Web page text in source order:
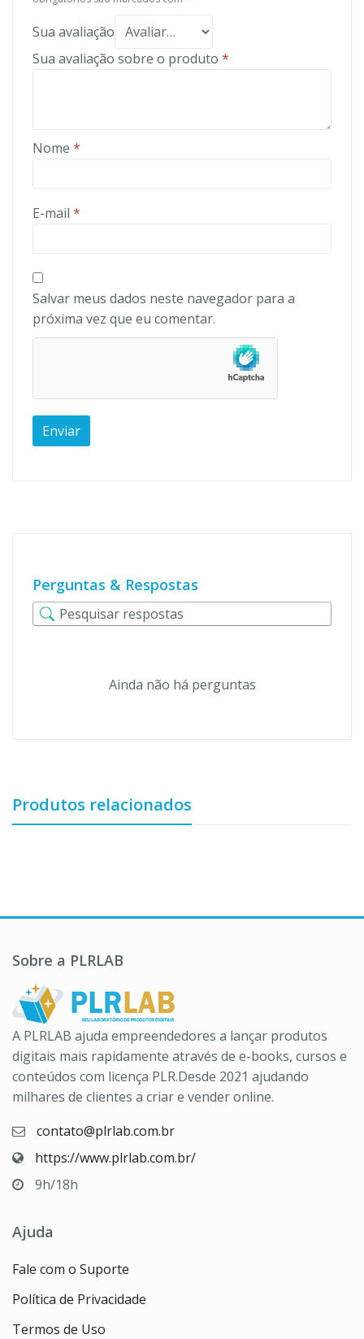
Sua avaliação
Sua avaliação sobre o produto *
Nome *
E-mail *
Salvar meus dados neste navegador para a
próxima vez que eu comentar.
Perguntas & Respostas
Ainda não há perguntas
Produtos relacionados
Sobre a PLRLAB
A PLRLAB ajuda empreendedores a lançar produtos
digitais mais rapidamente através de e-books, cursos e
conteúdos com licença PLR.Desde 2021 ajudando
milhares de clientes a criar e vender online.
contato@plrlab.com.br
https://www.plrlab.com.br/
9h/18h
Ajuda
Fale com o Suporte
Política de Privacidade
Termos de Uso